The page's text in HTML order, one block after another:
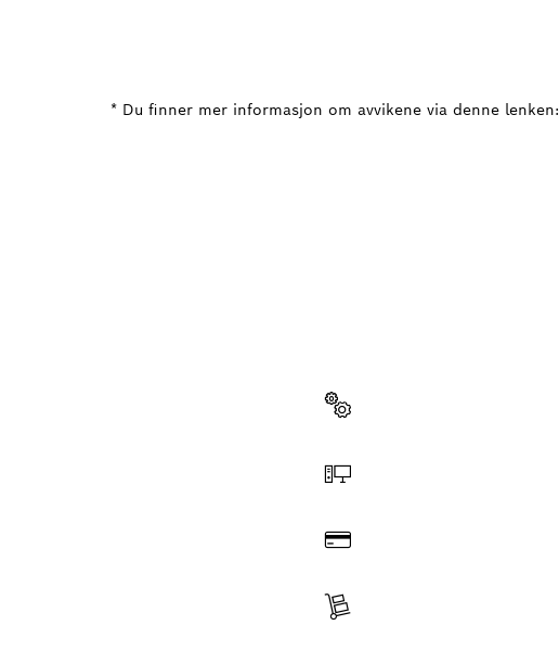
* Du finner mer informasjon om avvikene via denne lenken: